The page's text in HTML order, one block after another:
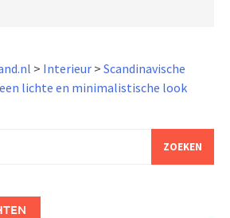
> Interieur > Scandinavische
lichte en minimalistische look